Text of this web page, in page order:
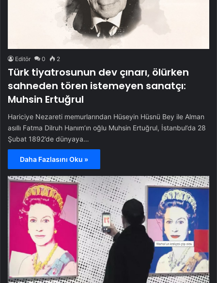
Editör 0 2
Türk tiyatrosunun dev çınarı, ölürken
sahneden tören istemeyen sanatçı:
Muhsin Ertuğrul
Hariciye Nezareti memurlarından Hüseyin Hüsnü Bey ile Alman
asıllı Fatma Dilruh Hanım’ın oğlu Muhsin Ertuğrul, İstanbul’da 28
Şubat 1892’de dünyaya…
Daha Fazlasını Oku »